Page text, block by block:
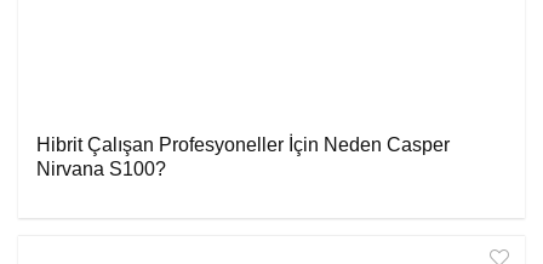
Hibrit Çalışan Profesyoneller İçin Neden Casper
Nirvana S100?